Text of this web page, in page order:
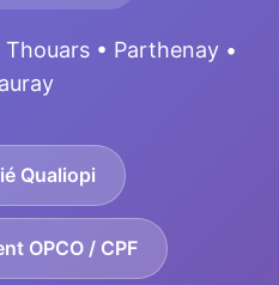
• Parthenay •
Qualiopi
OPCO / CPF